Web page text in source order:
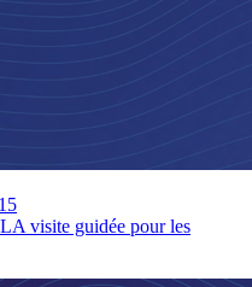
LA visite guidée pour les